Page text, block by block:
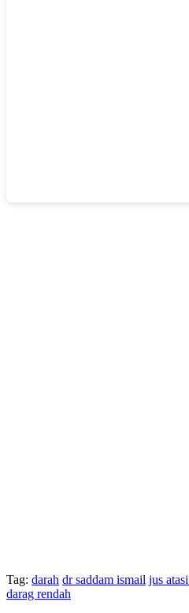
Tag: darah dr saddam ismail jus
darag rendah